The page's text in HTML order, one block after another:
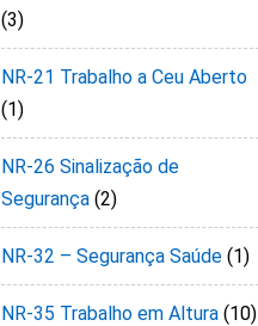
(3)
NR-21 Trabalho a Ceu Aberto
(1)
NR-26 Sinalização de
Segurança (2)
NR-32 – Segurança Saúde (1)
NR-35 Trabalho em Altura (10)